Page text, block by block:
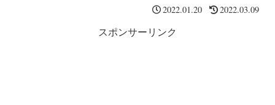
2022.01.20 2022.03.09
スポンサーリンク